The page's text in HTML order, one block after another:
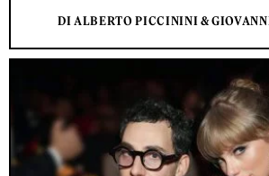
DI ALBERTO PICCININI &